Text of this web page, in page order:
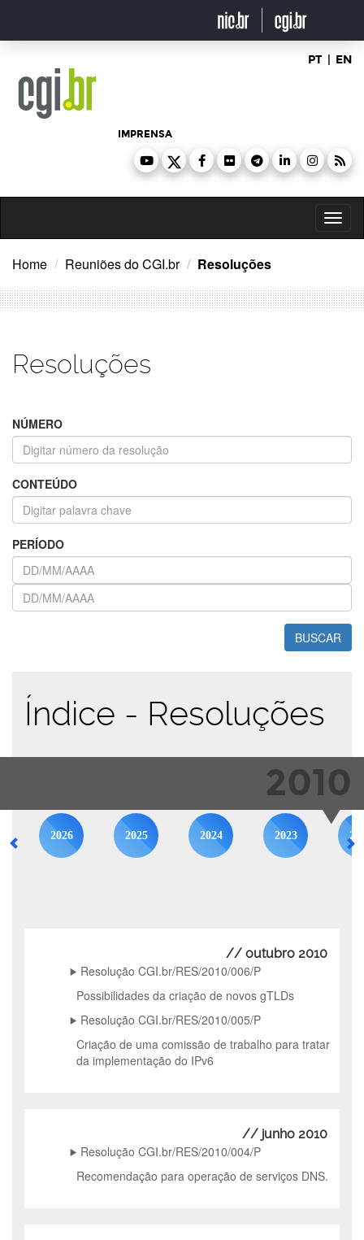
o
PT | EN
IMPRENSA
Home Reuniões do CGI.br Resoluções
Resoluções
NÚMERO
CONTEÚDO
PERÍODO
BUSCAR
Índice - Resoluções
2010
2026 2025 2024 2023
// outubro 2010
Resolução CGI.br/RES/2010/006/P
Possibilidades da criação de novos gTLDs
Resolução CGI.br/RES/2010/005/P
Criação de uma comissão de trabalho para tratar
da implementação do IPv6
// junho 2010
Resolução CGI.br/RES/2010/004/P
Recomendação para operação de serviços DNS.